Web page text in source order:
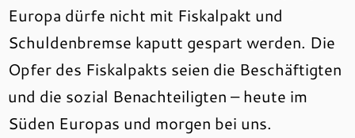
Europa dürfe nicht mit Fiskalpakt und
Schuldenbremse kaputt gespart werden. Die
Opfer des Fiskalpakts seien die Beschäftigten
und die sozial Benachteiligten – heute im
Süden Europas und morgen bei uns.